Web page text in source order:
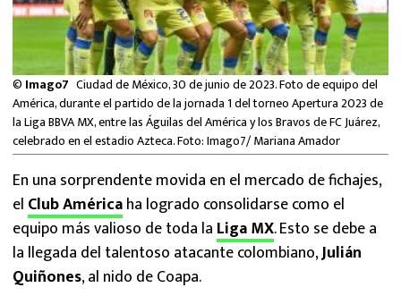
LIGA MX
NFL
© Imago7 Ciudad de México, 30 de junio de 2023. Foto de equipo del
América, durante el partido de la jornada 1 del torneo Apertura 2023 de
la Liga BBVA MX, entre las Águilas del América y los Bravos de FC Juárez,
celebrado en el estadio Azteca. Foto: Imago7/ Mariana Amador
En una sorprendente movida en el mercado de fichajes,
el Club Américaha logrado consolidarse como el
equipo más valioso de toda la Liga MX. Esto se debe a
la llegada del talentoso atacante colombiano,Julián
Quiñones, al nido de Coapa.